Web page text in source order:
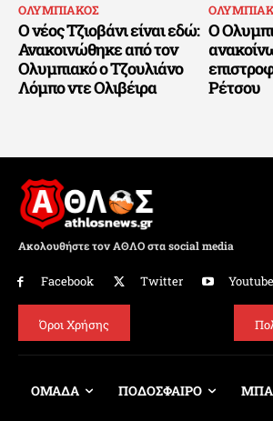
ΟΛΥΜΠΙΑΚΟΣ
Ο νέος Τζιοβάνι είναι εδώ:
Ανακοινώθηκε από τον
Ολυμπιακό ο Τζουλιάνο
Λόμπο ντε Ολιβέιρα
Ο
Ρέτσου
Ακολουθήστε τον ΑΘΛΟ στα social media
Facebook Twitter Youtube
Όροι Χρήσης
ΟΜΑΔΑ ΠΟΔΟΣΦΑΙΡΟ